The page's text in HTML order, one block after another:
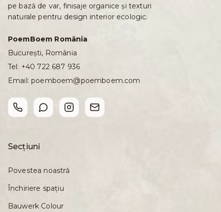
pe bază de var, finisaje organice și texturi
naturale pentru design interior ecologic.
PoemBoem România
București, România
Tel: +40 722 687 936
Email:poemboem@poemboem.com
Secțiuni
Povestea noastră
Închiriere spațiu
Bauwerk Colour